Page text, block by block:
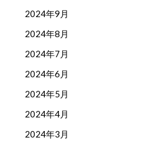
2024年9月
2024年8月
2024年7月
2024年6月
2024年5月
2024年4月
2024年3月